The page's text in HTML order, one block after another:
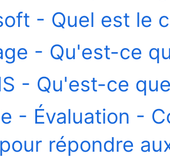
- Quel est le
- Qu'est-ce
- Qu'est-ce
- Évaluation -
répondre